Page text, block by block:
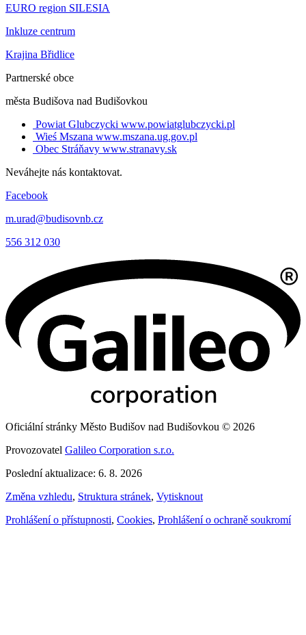
EURO region SILESIA
Inkluze centrum
Krajina Břidlice
Partnerské obce
města Budišova nad Budišovkou
Powiat Glubczycki www.powiatglubczycki.pl
Wieś Mszana www.mszana.ug.gov.pl
Obec Stráňavy www.stranavy.sk
Neváhejte nás kontaktovat.
Facebook
m.urad@budisovnb.cz
556 312 030
Oficiální stránky Město Budišov nad Budišovkou © 2026
Provozovatel Galileo Corporation s.r.o.
Poslední aktualizace: 6. 8. 2026
Změna vzhledu, Struktura stránek, Vytisknout
Prohlášení o přístupnosti, Cookies, Prohlášení o ochraně soukromí